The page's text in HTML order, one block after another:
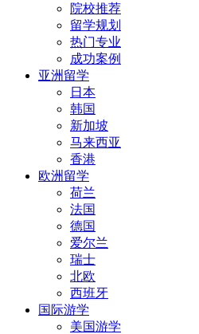
院校推荐
留学规划
热门专业
成功案例
亚洲留学
日本
韩国
新加坡
马来西亚
香港
欧洲留学
荷兰
法国
德国
爱尔兰
瑞士
北欧
西班牙
国际游学
美国游学